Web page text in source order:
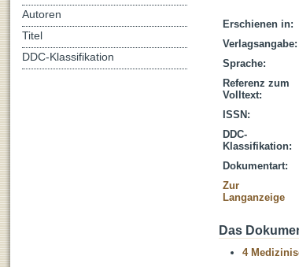
Erschienen in:
Verlagsangabe:
Sprache:
Referenz zum
Volltext:
ISSN:
DDC-
Klassifikation:
Dokumentart:
Zur
Langanzeige
Das
4
Autoren
Titel
DDC-Klassifikation